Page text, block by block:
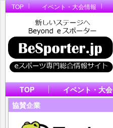
TOP イベント・大会情報
TOP イベント・大会
協賛企業